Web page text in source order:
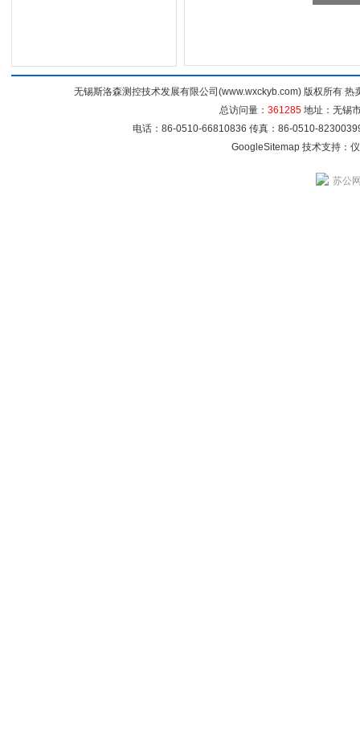
无锡斯洛森测控技术发展有限公司(www.wxckyb.com) 版权所有
总访问量： 361285 地址：无锡
电话：86-0510-66810836 传真：86-0510-
GoogleSitemap技术支持：
苏公